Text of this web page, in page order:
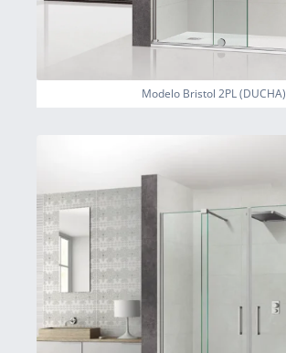
Modelo Bristol 2PL (DUCHA)